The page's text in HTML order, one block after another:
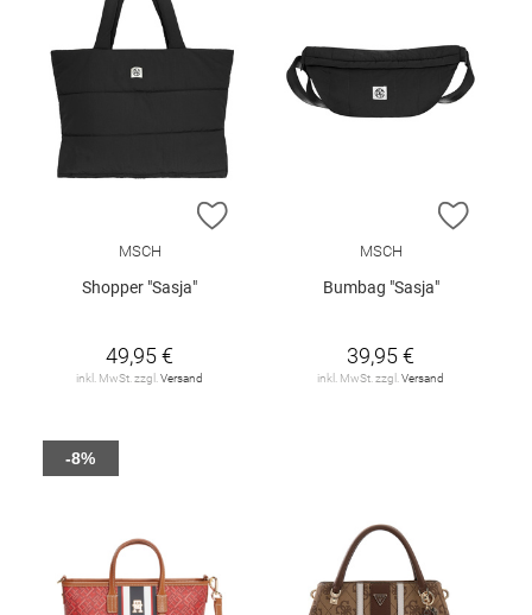
ZUR WUNSCHLISTE HINZUFÜGEN
MSCH
Shopper "Sasja"
49,95 €
inkl. MwSt. zzgl. Versand
ZUR
MSCH
Bumbag "Sasja"
39,95 €
inkl. MwSt. zzgl. Versand
-8%